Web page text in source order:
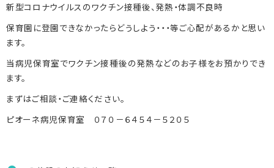
お問い合わせ
070-6454-5205
新型コロナウイルスのワクチン接種後、発熱・体調不良時
保育園に登園できなかったらどうしよう・・・等ご心配があるかと思い
ます。
当病児保育室でワクチン接種後の発熱などのお子様をお預かりでき
ます。
まずはご相談・ご連絡ください。
ピオーネ病児保育室 ０７０－６４５４－５２０５